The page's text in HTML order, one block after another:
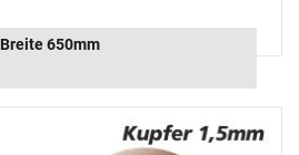
Breite 650mm